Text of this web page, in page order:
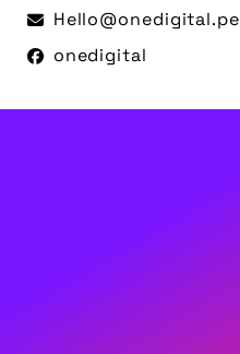
Hello@onedigital.pe
onedigital